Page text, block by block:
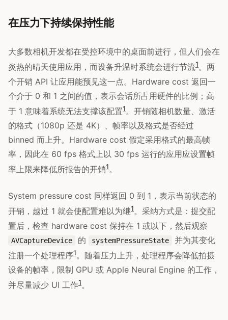
在压力下持续保持性能
大多数相机开发都在受控环境中的桌面前进行，但人们会在
炎热的晴天使用应用，而设备升温时系统会进行节流1。两
个开销 API 让应用能预见这一点。Hardware cost 返回一
个介于 0 和 1 之间的值，表示会话所占用硬件的比例；高
于 1 意味着系统无法支撑该配置1。开销随相机数量、激活
的格式（1080p 还是 4K）、帧率以及格式是否经过
binned 而上升。Hardware cost 假定采用格式的最高帧
率，因此在 60 fps 格式上以 30 fps 运行的应用应设置帧
率上限来降低所报告的开销1。
System pressure cost 同样返回 0 到 1，表示当前状态的
开销，越过 1 就会使配置难以为继1。采纳方式是：提交配
置后，检查 hardware cost 保持在 1 或以下，然后观察
AVCaptureDevice 的 systemPressureState
并为其变化
注册一个处理程序1。随着压力上升，处理程序会降低拍摄
设备的帧率，限制 GPU 或 Apple Neural Engine 的工作，
并尽量减少 UI 工作1。